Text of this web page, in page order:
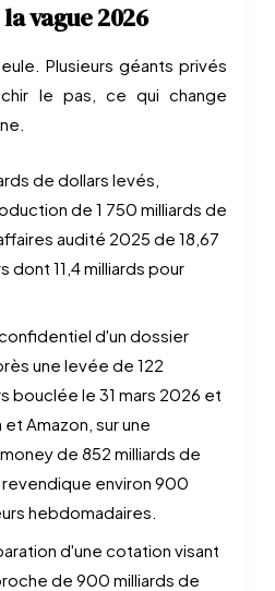
vague 2026
Plusieurs géants privés
le pas, ce qui change
de dollars levés,
de 1 750 milliards de
audité 2025 de 18,67
dont 11,4 milliards pour
d'un dossier
une levée de 122
bouclée le 31 mars 2026 et
Amazon, sur une
de 852 milliards de
revendique environ 900
hebdomadaires.
d'une cotation visant
de 900 milliards de